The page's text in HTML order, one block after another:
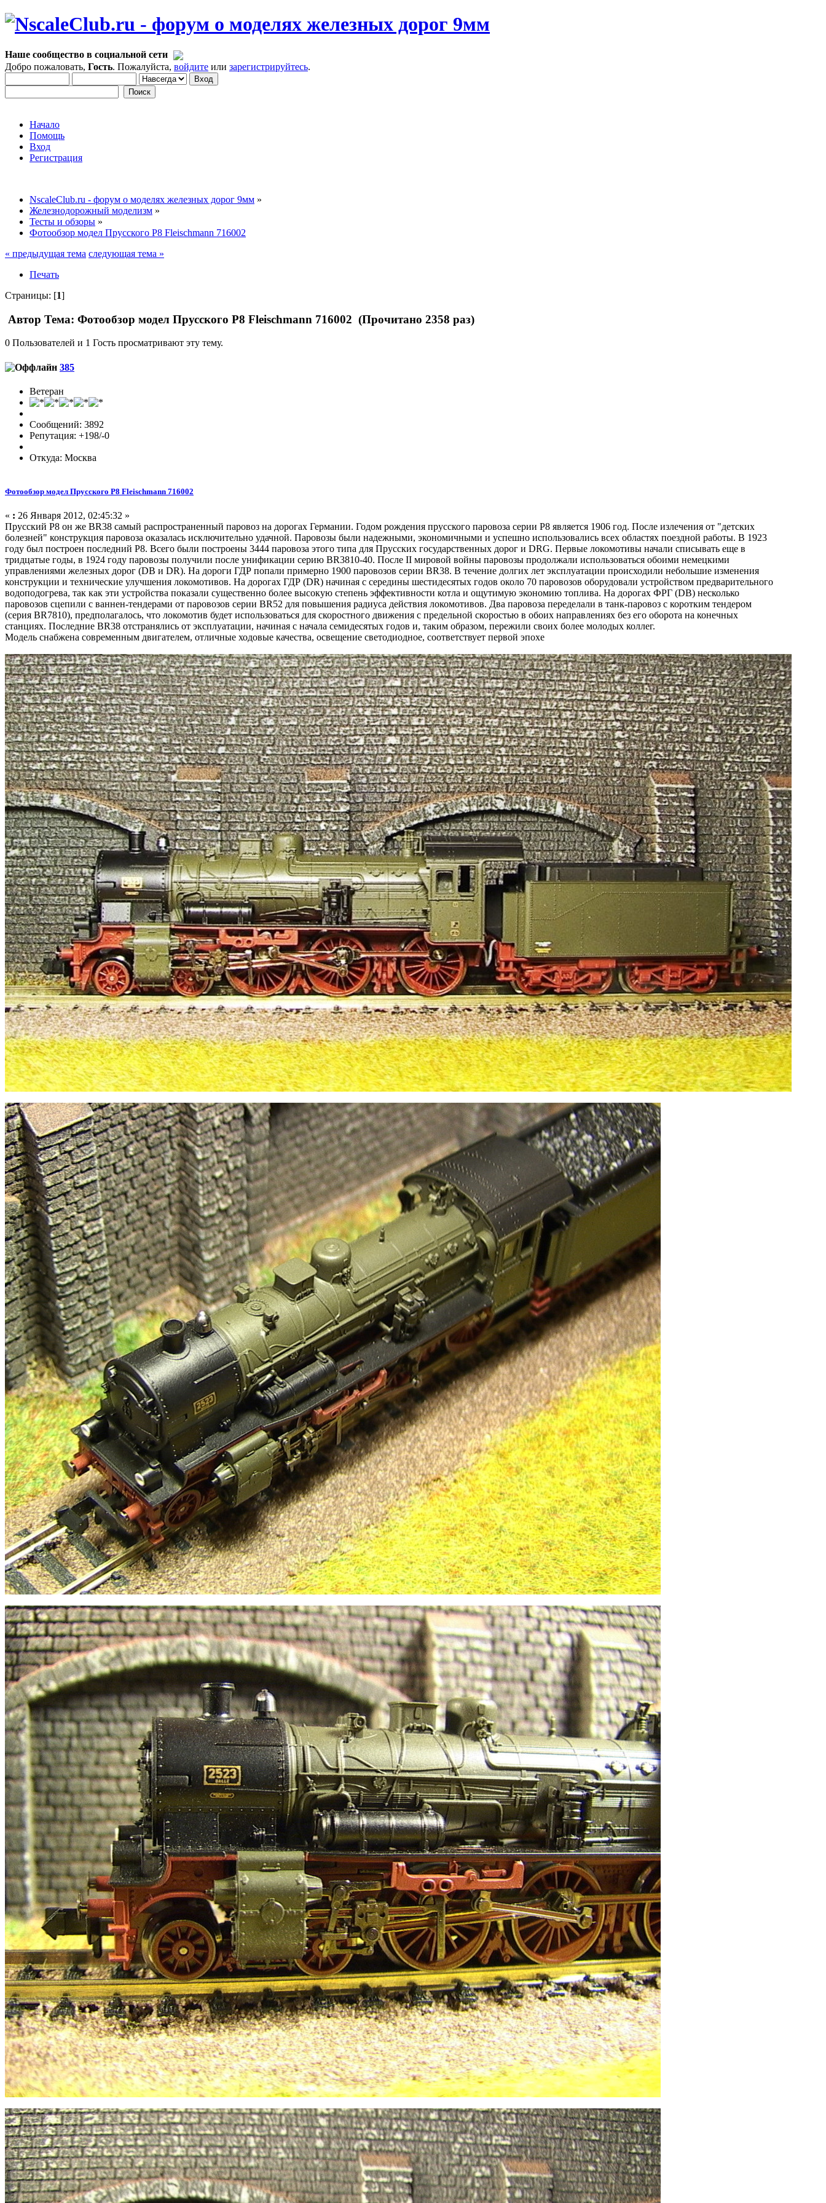
Наше сообщество в социальной сети
Добро пожаловать, Гость. Пожалуйста, войдите или зарегистрируйтесь.
Начало
Помощь
Вход
Регистрация
NscaleClub.ru - форум о моделях железных дорог 9мм »
Железнодорожный моделизм »
Тесты и обзоры »
Фотообзор модел Прусского P8 Fleischmann 716002
« предыдущая тема следующая тема »
Печать
Страницы: [1]
Автор Тема: Фотообзор модел Прусского P8 Fleischmann 716002 (Прочитано 2358 раз)
0 Пользователей и 1 Гость просматривают эту тему.
385
Ветеран
Сообщений: 3892
Репутация: +198/-0
Откуда: Москва
Фотообзор модел Прусского P8 Fleischmann 716002
« : 26 Января 2012, 02:45:32 »
Прусский Р8 он же BR38 самый распространенный паровоз на дорогах Германии. Годом рождения прусского паровоза серии Р8 является 1906 год. После излечения от "детских
болезней" конструкция паровоза оказалась исключительно удачной. Паровозы были надежными, экономичными и успешно использовались всех областях поездной работы. В 1923
году был построен последний P8. Всего были построены 3444 паровоза этого типа для Прусских государственных дорог и DRG. Первые локомотивы начали списывать еще в
тридцатые годы, в 1924 году паровозы получили после унификации серию BR3810-40. После II мировой войны паровозы продолжали использоваться обоими немецкими
управлениями железных дорог (DB и DR). На дороги ГДР попали примерно 1900 паровозов серии BR38. В течение долгих лет эксплуатации происходили небольшие изменения
конструкции и технические улучшения локомотивов. На дорогах ГДР (DR) начиная с середины шестидесятых годов около 70 паровозов оборудовали устройством предварительного
водоподогрева, так как эти устройства показали существенно более высокую степень эффективности котла и ощутимую экономию топлива. На дорогах ФРГ (DB) несколько
паровозов сцепили с ваннен-тендерами от паровозов серии BR52 для повышения радиуса действия локомотивов. Два паровоза переделали в танк-паровоз с коротким тендером
(серия BR7810), предполагалось, что локомотив будет использоваться для скоростного движения с предельной скоростью в обоих направлениях без его оборота на конечных
станциях. Последние BR38 отстранялись от эксплуатации, начиная с начала семидесятых годов и, таким образом, пережили своих более молодых коллег.
Модель снабжена современным двигателем, отличные ходовые качества, освещение светодиодное, соответствует первой эпохе